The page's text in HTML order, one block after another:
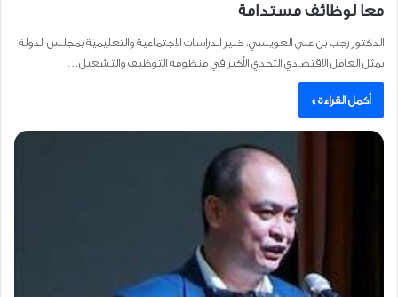
معا لوظائف مستدامة
الدكتور رجب بن علي العويسي، خبير الدراسات الاجتماعية والتعليمية بمجلس الدولة
يمثل العامل الاقتصادي التحدي الأكبر في منظومة التوظيف والتشغيل…
أكمل القراءة »